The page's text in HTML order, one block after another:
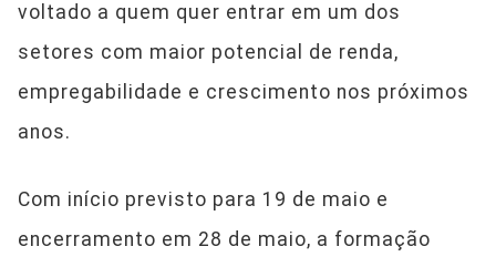
voltado a quem quer entrar em um dos
setores com maior potencial de renda,
empregabilidade e crescimento nos próximos
anos.
Com início previsto para 19 de maio e
encerramento em 28 de maio, a formação